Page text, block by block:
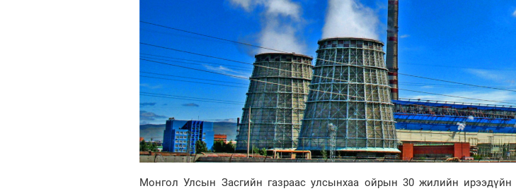
Монгол Улсын Засгийн газраас улсынхаа ойрын 30 жилийн ирээдүйн